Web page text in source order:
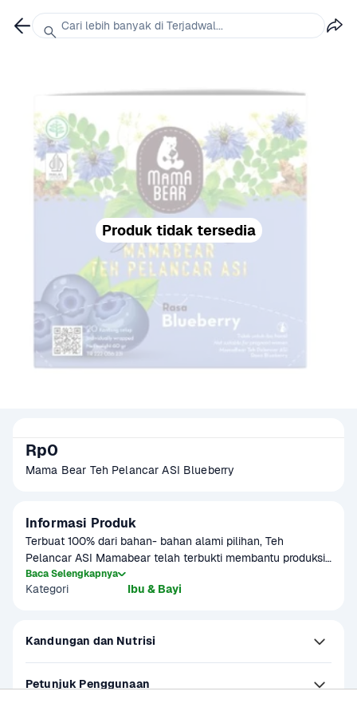
Produk tidak tersedia
Rp0
Mama Bear Teh Pelancar ASI Blueberry
Informasi Produk
Terbuat 100% dari bahan- bahan alami pilihan, Teh
Pelancar ASI Mamabear telah terbukti membantu produksi
ASI untuk ibu menyusui.
Baca Selengkapnya
Kategori Ibu & Bayi
Kandungan dan Nutrisi
Petunjuk Penggunaan
Cari lebih banyak di Terjadwal...